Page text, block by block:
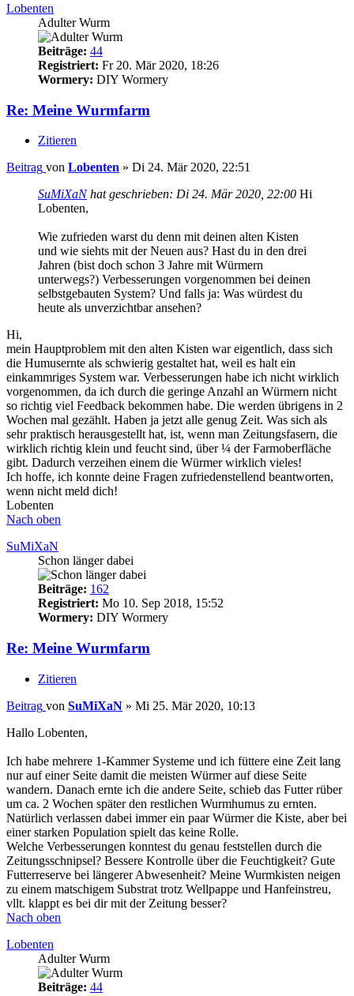
Lobenten
Adulter Wurm
Beiträge: 44
Registriert: Fr 20. Mär 2020, 18:26
Wormery: DIY Wormery
Re: Meine Wurmfarm
Zitieren
Beitrag von Lobenten » Di 24. Mär 2020, 22:51
SuMiXaNhat geschrieben: Di 24. Mär 2020, 22:00 Hi
Lobenten,
Wie zufrieden warst du denn mit deinen alten Kisten
und wie siehts mit der Neuen aus? Hast du in den drei
Jahren (bist doch schon 3 Jahre mit Würmern
unterwegs?) Verbesserungen vorgenommen bei deinen
selbstgebauten System? Und falls ja: Was würdest du
heute als unverzichtbar ansehen?
Hi,
mein Hauptproblem mit den alten Kisten war eigentlich, dass sich
die Humusernte als schwierig gestaltet hat, weil es halt ein
einkammriges System war. Verbesserungen habe ich nicht wirklich
vorgenommen, da ich durch die geringe Anzahl an Würmern nicht
so richtig viel Feedback bekommen habe. Die werden übrigens in 2
Wochen mal gezählt. Haben ja jetzt alle genug Zeit. Was sich als
sehr praktisch herausgestellt hat, ist, wenn man Zeitungsfasern, die
wirklich richtig klein und feucht sind, über ¼ der Farmoberfläche
gibt. Dadurch verzeihen einem die Würmer wirklich vieles!
Ich hoffe, ich konnte deine Fragen zufriedenstellend beantworten,
wenn nicht meld dich!
Lobenten
Nach oben
SuMiXaN
Schon länger dabei
Beiträge: 162
Registriert: Mo 10. Sep 2018, 15:52
Wormery: DIY Wormery
Re: Meine Wurmfarm
Zitieren
Beitrag von SuMiXaN » Mi 25. Mär 2020, 10:13
Hallo Lobenten,
Ich habe mehrere 1-Kammer Systeme und ich füttere eine Zeit lang
nur auf einer Seite damit die meisten Würmer auf diese Seite
wandern. Danach ernte ich die andere Seite, schieb das Futter rüber
um ca. 2 Wochen später den restlichen Wurmhumus zu ernten.
Natürlich verlassen dabei immer ein paar Würmer die Kiste, aber bei
einer starken Population spielt das keine Rolle.
Welche Verbesserungen konntest du genau feststellen durch die
Zeitungsschnipsel? Bessere Kontrolle über die Feuchtigkeit? Gute
Futterreserve bei längerer Abwesenheit? Meine Wurmkisten neigen
zu einem matschigem Substrat trotz Wellpappe und Hanfeinstreu,
vllt. klappt es bei dir mit der Zeitung besser?
Nach oben
Lobenten
Adulter Wurm
Beiträge: 44